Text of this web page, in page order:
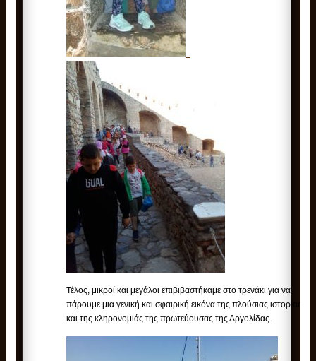
Τέλος, μικροί και μεγάλοι επιβιβαστήκαμε στο τρενάκι για να
πάρουμε μια γενική και σφαιρική εικόνα της πλούσιας ιστορίας
και της κληρονομιάς της πρωτεύουσας της Αργολίδας.